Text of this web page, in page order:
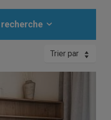
Trier par